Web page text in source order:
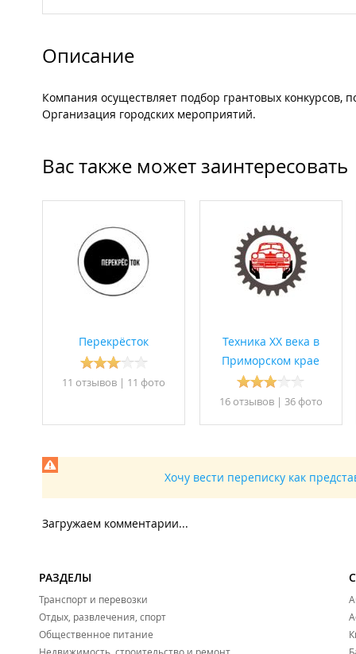
Описание
Компания осуществляет подбор грантовых
Организация городских мероприятий.
Вас также может заинтересовать
Перекрёсток
11 отзывов | 11 фото
Техника XX века в
Приморском крае
16 отзывов| 36 фото
Хочу вести переписку как
Загружаем комментарии...
РАЗДЕЛЫ
Транспорт и перевозки
Отдых, развлечения, спорт
Общественное питание